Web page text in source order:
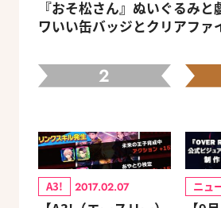
『おそ松さん』ぬいぐるみ
ワいい缶バッジとクリアフ
2
A3! 2017.02.07 ニュ